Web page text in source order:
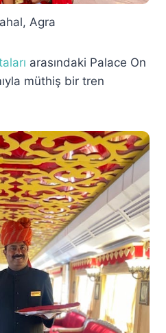
Agra
arasındaki Palace On
müthiş bir tren